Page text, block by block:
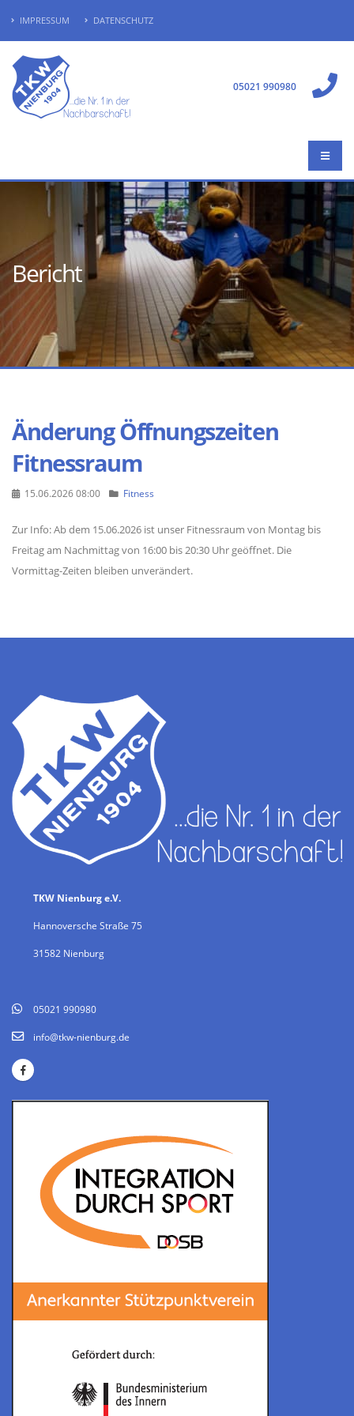
IMPRESSUM DATENSCHUTZ
05021 990980
Bericht
Änderung Öffnungszeiten
Fitnessraum
15.06.2026 08:00 Fitness
Zur Info: Ab dem 15.06.2026 ist unser Fitnessraum von Montag bis
Freitag am Nachmittag von 16:00 bis 20:30 Uhr geöffnet. Die
Vormittag-Zeiten bleiben unverändert.
TKW Nienburg e.V.
Hannoversche Straße 75
31582 Nienburg
05021 990980
info@tkw-nienburg.de